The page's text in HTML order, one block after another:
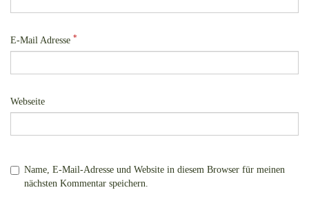
E-Mail Adresse *
Webseite
Name, E-Mail-Adresse und Website in diesem Browser für meinen
nächsten Kommentar speichern.